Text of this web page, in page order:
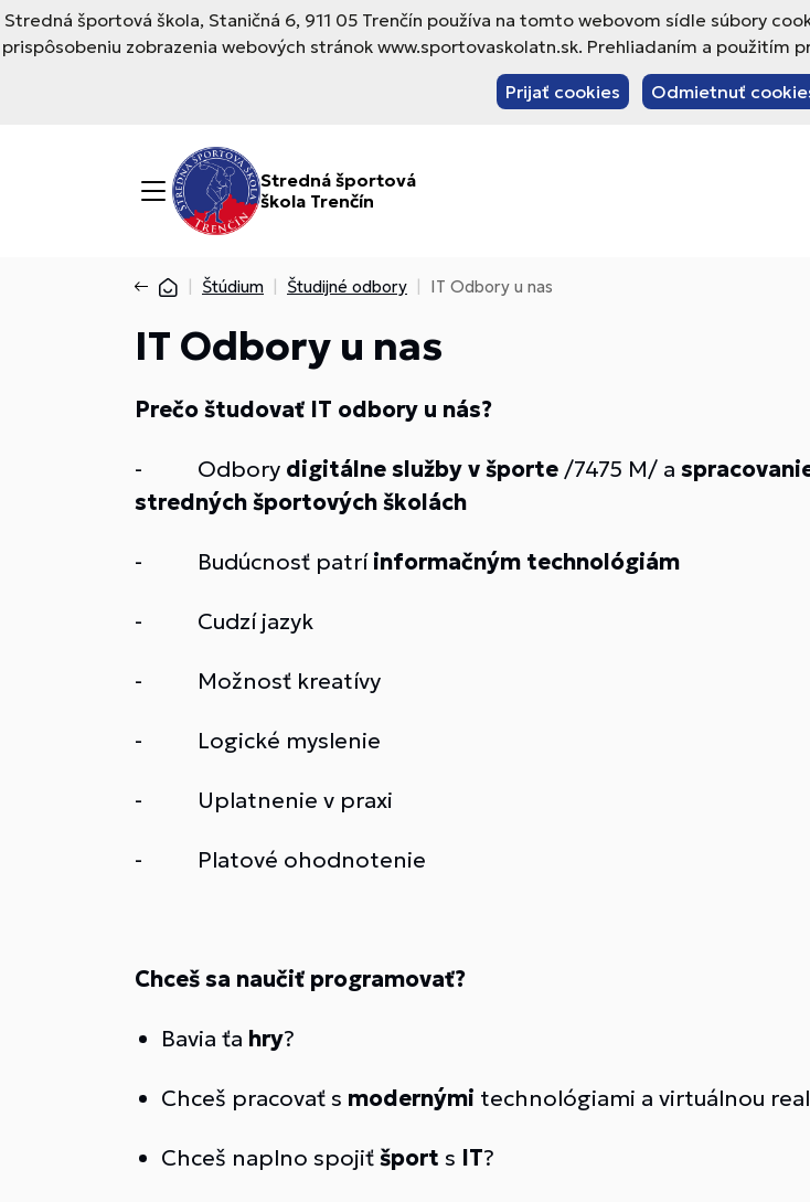
Stredná športová škola, Staničná 6, 911 05 Trenčín používa na tomto webovom sídle súbory
prispôsobeniu zobrazenia webových stránok www.sportovaskolatn.sk. Prehliadaním a použitím
Prijať cookies Odmietnuť
Stredná športová
škola Trenčín
Štúdium Študijné odbory IT Odbory u nas
IT Odbory u nas
Prečo študovať IT odbory u nás?
- Odbory digitálne služby v športe /7475 M/ a
stredných športových školách
- Budúcnosť patríinformačným technológiám
- Cudzí jazyk
- Možnosť kreatívy
- Logické myslenie
- Uplatnenie v praxi
- Platové ohodnotenie
Chceš sa naučiť programovať?
Bavia ťa hry?
Chceš pracovať s modernými technológiami a virtuálnou
Chceš naplno spojiťšport s IT?